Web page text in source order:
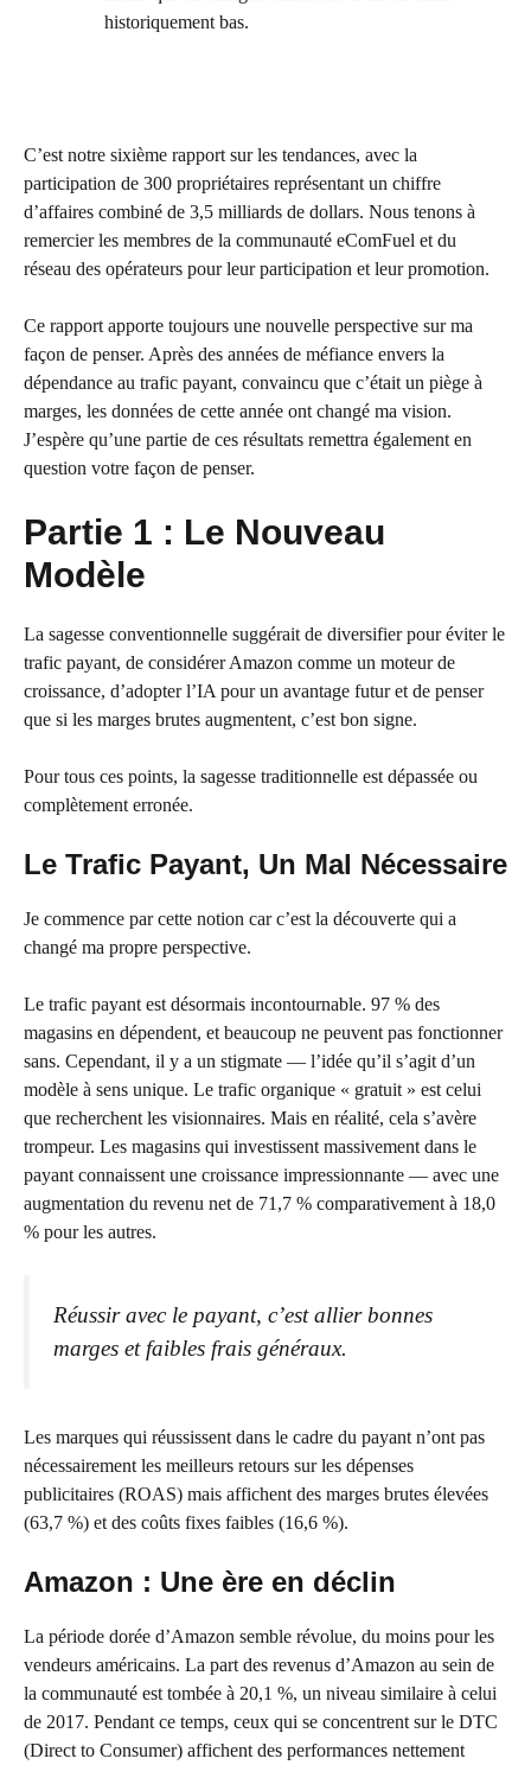
historiquement bas.
C’est notre sixième rapport sur les tendances, avec la
participation de 300 propriétaires représentant un chiffre
d’affaires combiné de 3,5 milliards de dollars. Nous tenons à
remercier les membres de la communauté eComFuel et du
réseau des opérateurs pour leur participation et leur promotion.
Ce rapport apporte toujours une nouvelle perspective sur ma
façon de penser. Après des années de méfiance envers la
dépendance au trafic payant, convaincu que c’était un piège à
marges, les données de cette année ont changé ma vision.
J’espère qu’une partie de ces résultats remettra également en
question votre façon de penser.
Partie 1 : Le Nouveau
Modèle
La sagesse conventionnelle suggérait de diversifier pour éviter le
trafic payant, de considérer Amazon comme un moteur de
croissance, d’adopter l’IA pour un avantage futur et de penser
que si les marges brutes augmentent, c’est bon signe.
Pour tous ces points, la sagesse traditionnelle est dépassée ou
complètement erronée.
Le Trafic Payant, Un Mal Nécessaire
Je commence par cette notion car c’est la découverte qui a
changé ma propre perspective.
Le trafic payant est désormais incontournable. 97 % des
magasins en dépendent, et beaucoup ne peuvent pas fonctionner
sans. Cependant, il y a un stigmate — l’idée qu’il s’agit d’un
modèle à sens unique. Le trafic organique « gratuit » est celui
que recherchent les visionnaires. Mais en réalité, cela s’avère
trompeur. Les magasins qui investissent massivement dans le
payant connaissent une croissance impressionnante — avec une
augmentation du revenu net de 71,7 % comparativement à 18,0
% pour les autres.
Réussir avec le payant, c’est allier bonnes
marges et faibles frais généraux.
Les marques qui réussissent dans le cadre du payant n’ont pas
nécessairement les meilleurs retours sur les dépenses
publicitaires (ROAS) mais affichent des marges brutes élevées
(63,7 %) et des coûts fixes faibles (16,6 %).
Amazon : Une ère en déclin
La période dorée d’Amazon semble révolue, du moins pour les
vendeurs américains. La part des revenus d’Amazon au sein de
la communauté est tombée à 20,1 %, un niveau similaire à celui
de 2017. Pendant ce temps, ceux qui se concentrent sur le DTC
(Direct to Consumer) affichent des performances nettement